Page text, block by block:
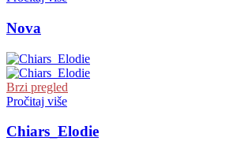
Nova
Brzi pregled
Pročitaj više
Chiars_Elodie